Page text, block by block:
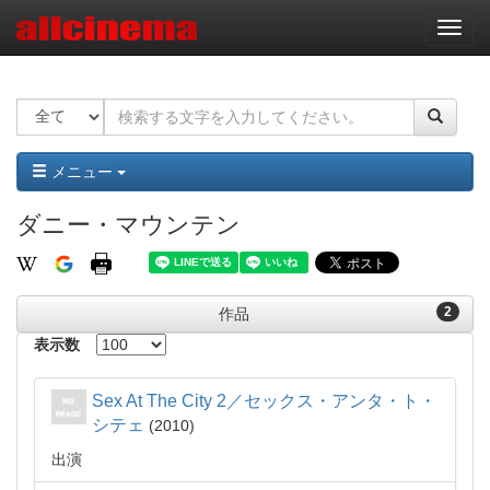
ナ
ビ
ー
ョ
ン
メニュー
ダニー・マウンテン
2
作品
表示数
Sex At The City 2／セックス・アンタ・ト・
シテェ
2010
出演